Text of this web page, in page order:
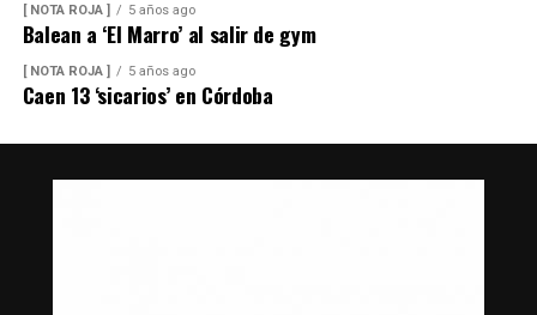
[ NOTA ROJA ] 5 años ago
Balean a ‘El Marro’ al salir de gym
[ NOTA ROJA ] 5 años ago
Caen 13 ‘sicarios’ en Córdoba